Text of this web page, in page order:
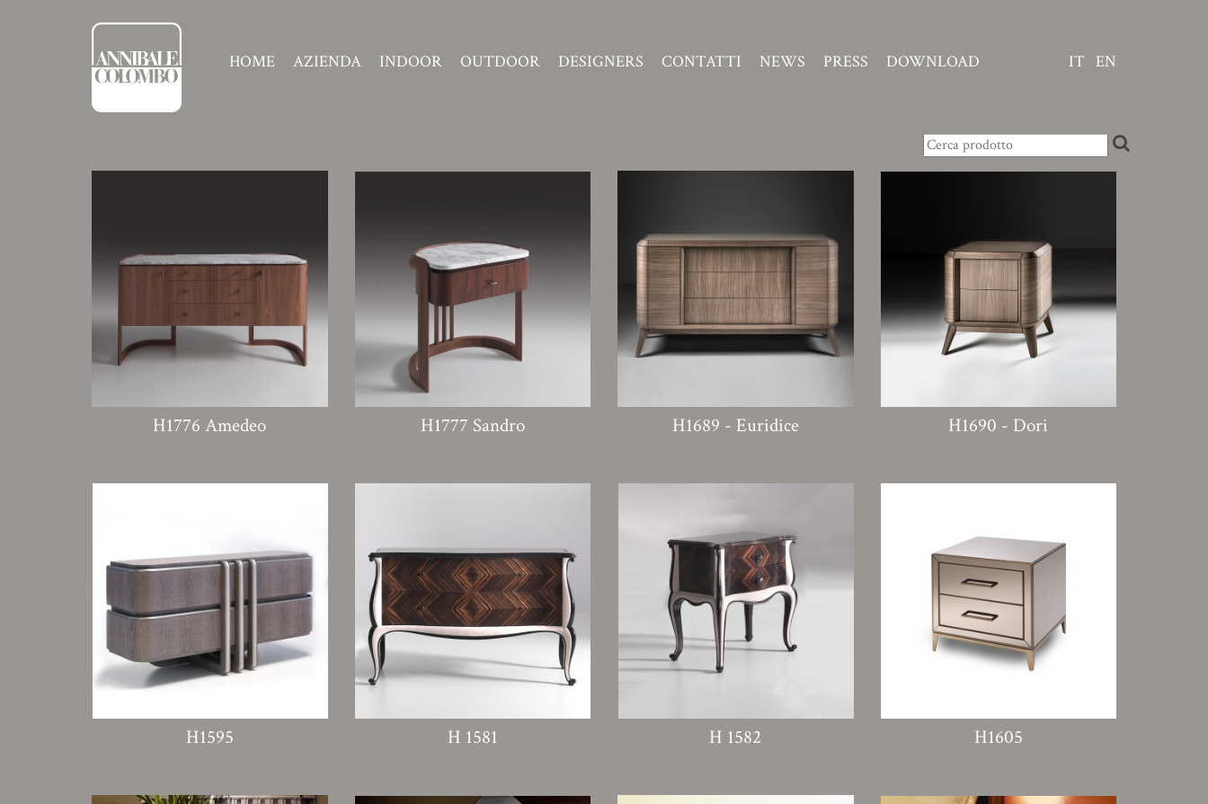
HOME AZIENDA INDOOR OUTDOOR DESIGNERS CONTATTI NEWS PRESS DOWNLOAD IT EN
H1776 Amedeo H1777 Sandro H1689 - Euridice H1690 - Dori
H1595 H 1581 H 1582 H1605